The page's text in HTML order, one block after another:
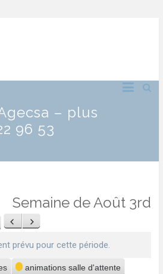
– plus
96 53
Semaine de Août 3rd
Précédent
Suivant
prévu pour cette période.
animations salle d'attente